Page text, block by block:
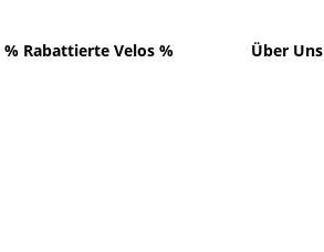
% Rabattierte Velos % Über Uns